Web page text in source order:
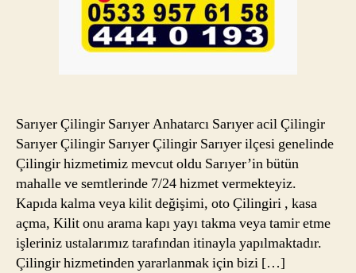
Sarıyer Çilingir Sarıyer Anhatarcı Sarıyer acil Çilingir
Sarıyer Çilingir Sarıyer Çilingir Sarıyer ilçesi genelinde
Çilingir hizmetimiz mevcut oldu Sarıyer’in bütün
mahalle ve semtlerinde 7/24 hizmet vermekteyiz.
Kapıda kalma veya kilit değişimi, oto Çilingiri , kasa
açma, Kilit onu arama kapı yayı takma veya tamir etme
işleriniz ustalarımız tarafından itinayla yapılmaktadır.
Çilingir hizmetinden yararlanmak için bizi […]